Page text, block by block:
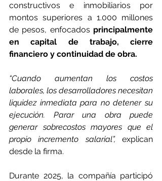
constructivos e inmobiliarios por
montos superiores a 1.000 millones
de pesos, enfocados principalmente
en capital de trabajo, cierre
financiero y continuidad de obra.
“Cuando aumentan los costos
laborales, los desarrolladores necesitan
liquidez inmediata para no detener su
ejecución. Parar una obra puede
generar sobrecostos mayores que el
propio incremento salarial”, explican
desde la firma.
Durante 2025, la compañía participó